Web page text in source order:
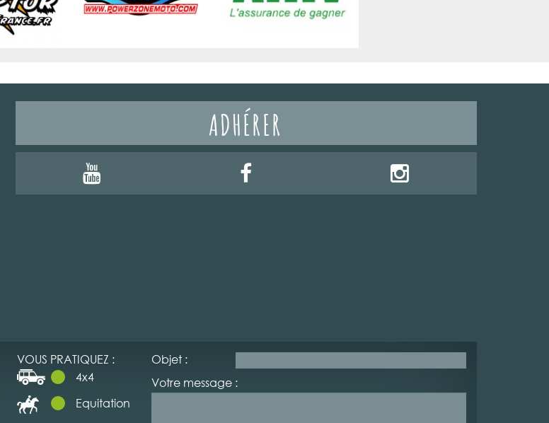
ADHÉRER
VOUS PRATIQUEZ :
4x4
Equitation
Objet :
Votre message :